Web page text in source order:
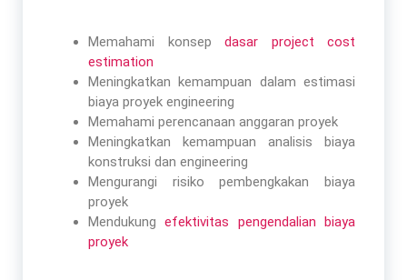
Memahami konsep dasar project cost
estimation
Meningkatkan kemampuan dalam estimasi
biaya proyek engineering
Memahami perencanaan anggaran proyek
Meningkatkan kemampuan analisis biaya
konstruksi dan engineering
Mengurangi risiko pembengkakan biaya
proyek
Mendukungefektivitas pengendalian biaya
proyek